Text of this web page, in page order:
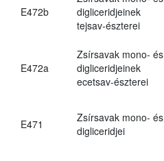
E472b
digliceridjeinek
tejsav-észterei
E472a
Zsírsavak mono- és
digliceridjeinek
ecetsav-észterei
E471
Zsírsavak mono- és
digliceridjei